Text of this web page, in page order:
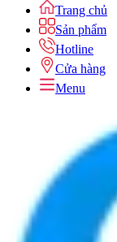
Trang chủ
Sản phẩm
Hotline
Cửa hàng
Menu